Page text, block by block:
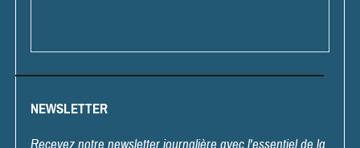
NEWSLETTER